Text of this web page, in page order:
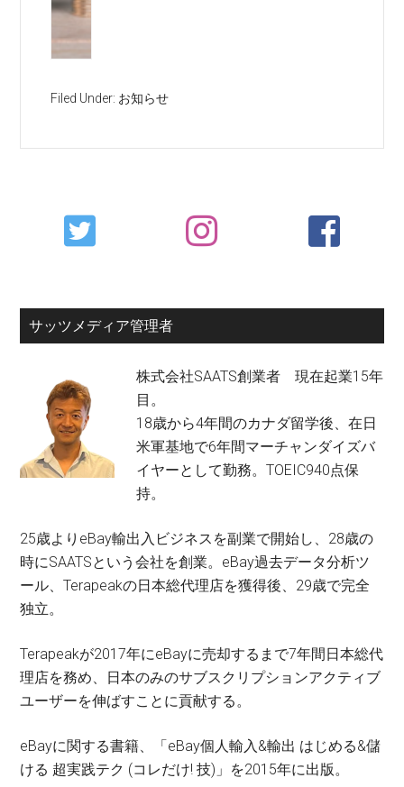
Filed Under: お知らせ
Primary
Sidebar
サッツメディア管理者
株式会社SAATS創業者 現在起業15年
目。
18歳から4年間のカナダ留学後、在日
米軍基地で6年間マーチャンダイズバ
イヤーとして勤務。TOEIC940点保
持。
25歳よりeBay輸出入ビジネスを副業で開始し、28歳の
時にSAATSという会社を創業。eBay過去データ分析ツ
ール、Terapeakの日本総代理店を獲得後、29歳で完全
独立。
Terapeakが2017年にeBayに売却するまで7年間日本総代
理店を務め、日本のみのサブスクリプションアクティブ
ユーザーを伸ばすことに貢献する。
eBayに関する書籍、「eBay個人輸入&輸出 はじめる&儲
ける 超実践テク (コレだけ! 技)」を2015年に出版。